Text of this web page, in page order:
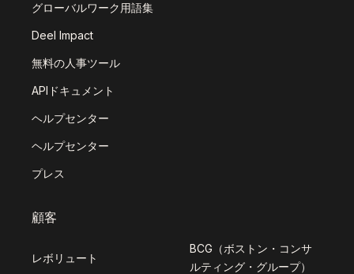
グローバルワーク用語集
Deel Impact
無料の人事ツール
APIドキュメント
ヘルプセンター
ヘルプセンター
プレス
顧客
レボリュート
BCG（ボストン・コンサ
ルティング・グループ）